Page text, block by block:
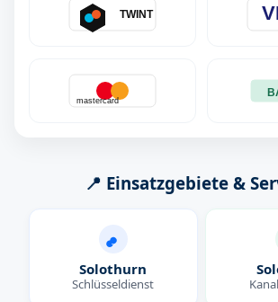
TWINT
mastercard
📍 Einsatzgebiete &
Solothurn
Schlüsseldienst